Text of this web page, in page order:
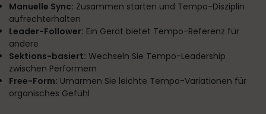
Manuelle Sync: Zusammen starten und Tempo-Disziplin
aufrechterhalten
Leader-Follower: Ein Gerät bietet Tempo-Referenz für
andere
Sektions-basiert: Wechseln Sie Tempo-Leadership
zwischen Performern
Free-Form: Umarmen Sie leichte Tempo-Variationen für
organisches Gefühl